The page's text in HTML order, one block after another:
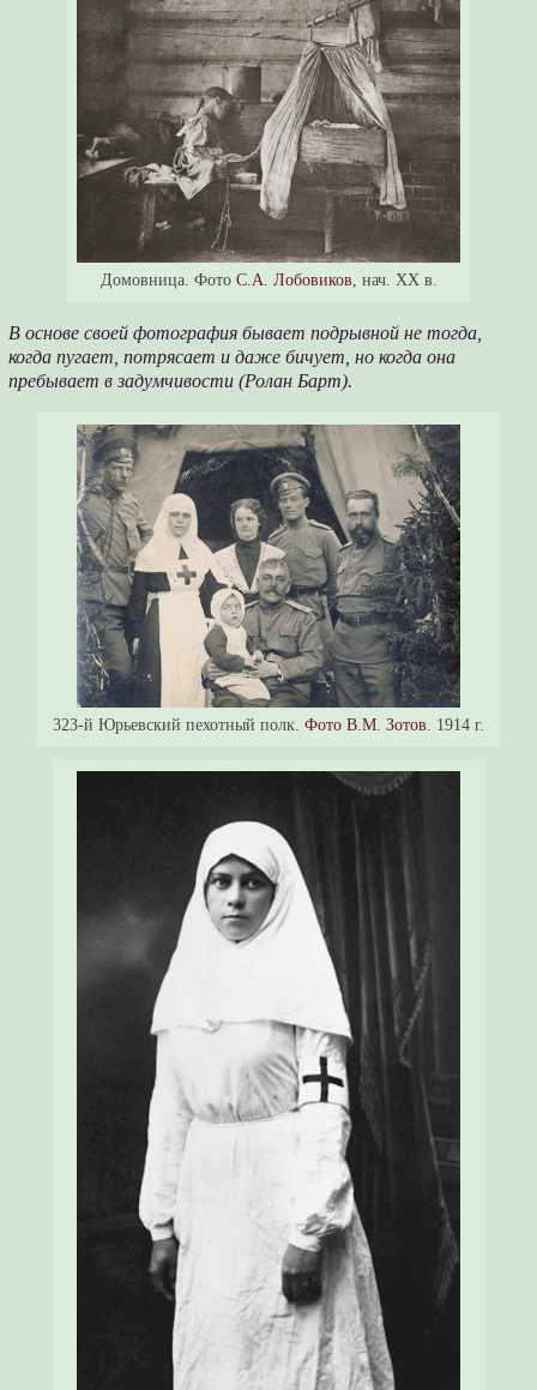
Домовница. Фото С.А. Лобовиков, нач. XX в.
В основе своей фотография бывает подрывной не тогда,
когда пугает, потрясает и даже бичует, но когда она
пребывает в задумчивости (Ролан Барт).
323-й Юрьевский пехотный полк. Фото В.М. Зотов. 1914 г.